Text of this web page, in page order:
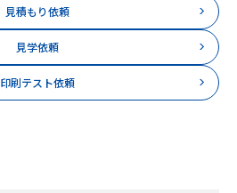
見積もり依頼
見学依頼
印刷テスト依頼